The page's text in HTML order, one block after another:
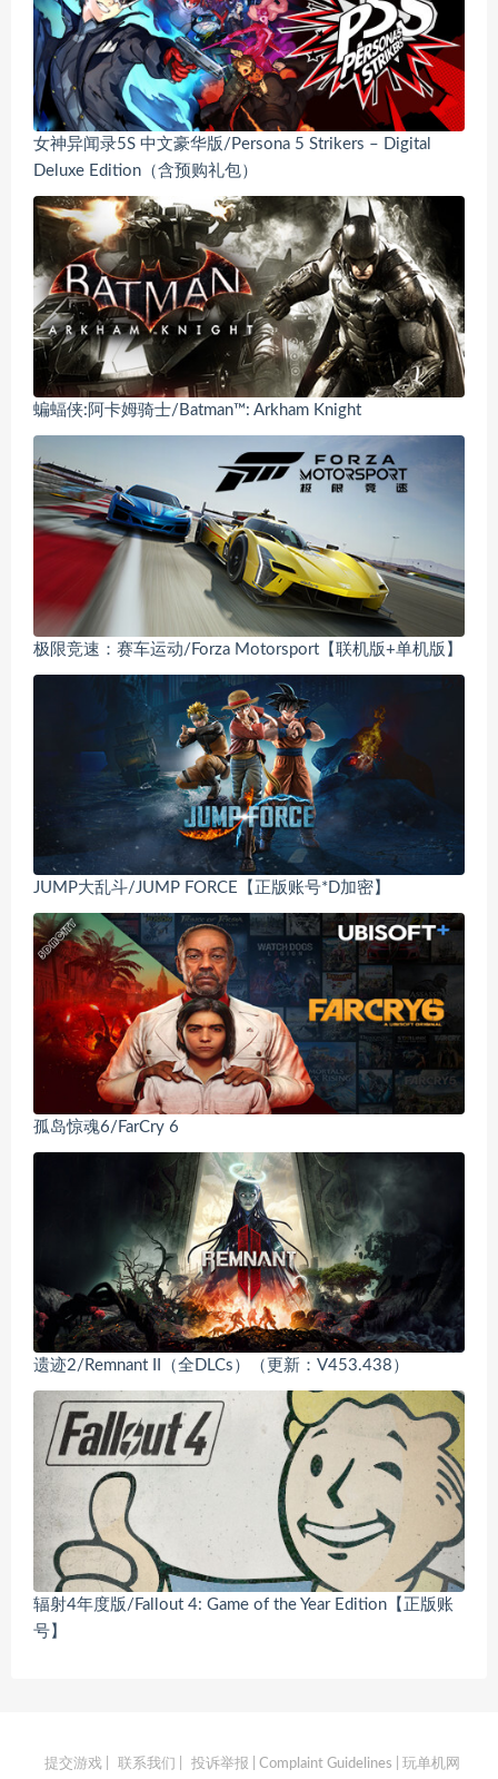
女神异闻录5S 中文豪华版/Persona 5 Strikers – Digital
Deluxe Edition（含预购礼包）
蝙蝠侠:阿卡姆骑士/Batman™: Arkham Knight
极限竞速：赛车运动/Forza Motorsport【联机版+单机版】
JUMP大乱斗/JUMP FORCE【正版账号*D加密】
孤岛惊魂6/FarCry 6
遗迹2/Remnant II（全DLCs）（更新：V453.438）
辐射4年度版/Fallout 4: Game of the Year Edition【正版账
号】
提交游戏| 联系我们 投诉举报 | Complaint Guidelines | 玩单机网